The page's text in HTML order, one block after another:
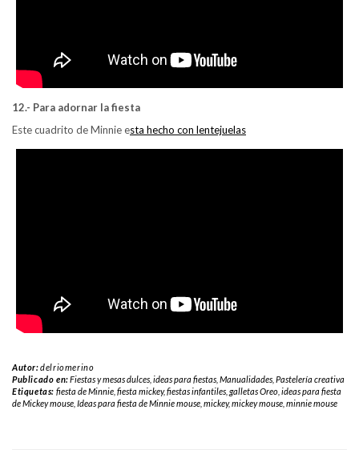
12.- Para adornar la fiesta
Este cuadrito de Minnie esta hecho con lentejuelas
Autor:delriomerino
Publicado en:Fiestas y mesas dulces ,ideas para fiestas ,Manualidades ,Pastelería creativa
Etiquetas: fiesta de Minnie, fiesta mickey,fiestas infantiles, galletas Oreo, ideas para fiesta
de Mickey mouse Ideas para fiesta de Minnie mouse mickey,mickey mouse minnie mouse